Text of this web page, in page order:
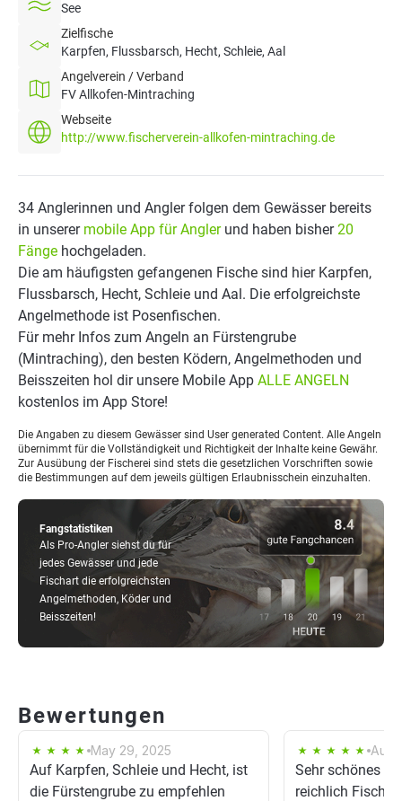
See
Zielfische
Karpfen, Flussbarsch, Hecht, Schleie, Aal
Angelverein / Verband
FV Allkofen-Mintraching
Webseite
http://www.fischerverein-allkofen-mintraching.de
Fangstatistiken
Als Pro-Angler siehst du für
jedes Gewässer und jede
Fischart die erfolgreichsten
Angelmethoden, Köder und
Beisszeiten!
34 Anglerinnen und Angler folgen dem Gewässer bereits
in unserer mobile App für Anglerund haben bisher20
Fänge hochgeladen.
Die am häufigsten gefangenen Fische sind hier Karpfen,
Flussbarsch, Hecht, Schleie und Aal. Die erfolgreichste
Angelmethode ist Posenfischen.
Für mehr Infos zum Angeln an Fürstengrube
(Mintraching), den besten Ködern, Angelmethoden und
Beisszeiten hol dir unsere Mobile App ALLE ANGELN
kostenlos im App Store!
Die Angaben zu diesem Gewässer sind User generated Content. Alle Angeln
übernimmt für die Vollständigkeit und Richtigkeit der Inhalte keine Gewähr.
Zur Ausübung der Fischerei sind stets die gesetzlichen Vorschriften sowie
die Bestimmungen auf dem jeweils gültigen Erlaubnisschein einzuhalten.
Bewertungen
May 29, 2025
Auf Karpfen, Schleie und Hecht, ist
die Fürstengrube zu empfehlen
Aug
Sehr schönes
reichlich Fisch